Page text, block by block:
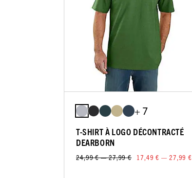
+ 7
T-SHIRT À LOGO DÉCONTRACTÉ
DEARBORN
24,99 € — 27,99 € 17,49 € — 27,99 €